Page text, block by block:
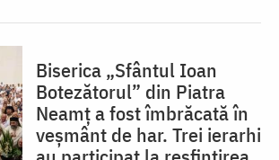
Biserica „Sfântul Ioan
Botezătorul” din Piatra
Neamț a fost îmbrăcată în
veșmânt de har. Trei ierarhi